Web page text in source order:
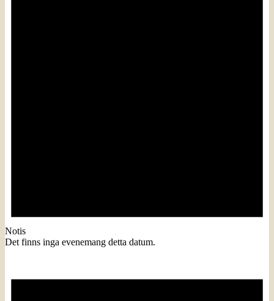
Notis
Det finns inga evenemang detta datum.